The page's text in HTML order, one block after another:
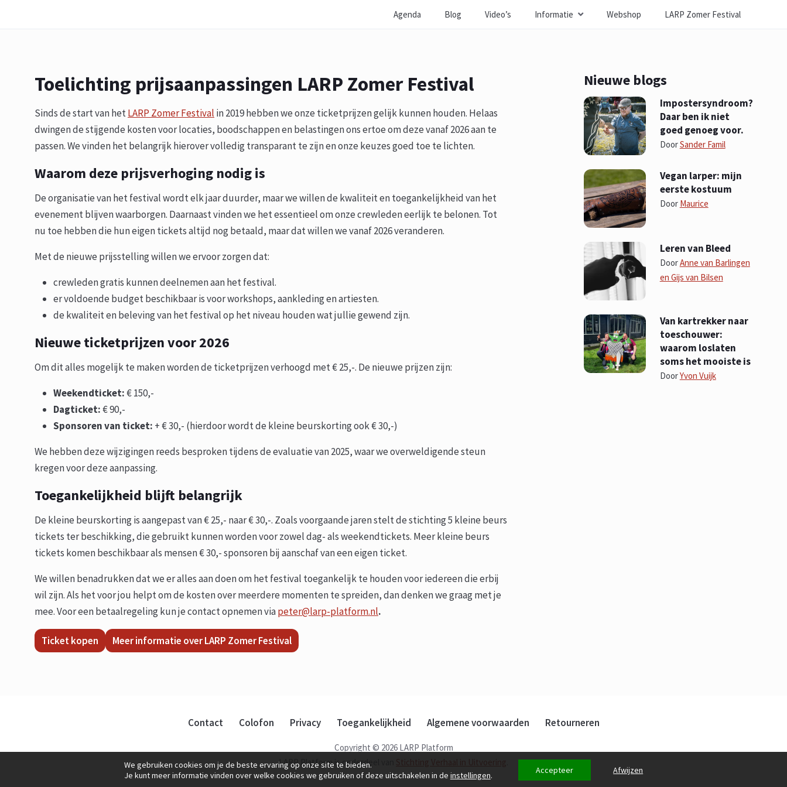
Agenda Blog Video’s Informatie Webshop LARP Zomer Festival
Toelichting prijsaanpassingen LARP Zomer Festival
Sinds de start van hetLARP Zomer Festival in 2019 hebben we onze ticketprijzen gelijk kunnen houden. Helaas
dwingen de stijgende kosten voor locaties, boodschappen en belastingen ons ertoe om deze vanaf 2026 aan te
passen. We vinden het belangrijk hierover volledig transparant te zijn en onze keuzes goed toe te lichten.
Waarom deze prijsverhoging nodig is
De organisatie van het festival wordt elk jaar duurder, maar we willen de kwaliteit en toegankelijkheid van het
evenement blijven waarborgen. Daarnaast vinden we het essentieel om onze crewleden eerlijk te belonen. Tot
nu toe hebben die hun eigen tickets altijd nog betaald, maar dat willen we vanaf 2026 veranderen.
Met de nieuwe prijsstelling willen we ervoor zorgen dat:
crewleden gratis kunnen deelnemen aan het festival.
er voldoende budget beschikbaar is voor workshops, aankleding en artiesten.
de kwaliteit en beleving van het festival op het niveau houden wat jullie gewend zijn.
Nieuwe ticketprijzen voor 2026
Om dit alles mogelijk te maken worden de ticketprijzen verhoogd met € 25,-. De nieuwe prijzen zijn:
Weekendticket:€ 150,-
Dagticket:€ 90,-
Sponsoren van ticket: + € 30,- (hierdoor wordt de kleine beurskorting ook € 30,-)
We hebben deze wijzigingen reeds besproken tijdens de evaluatie van 2025, waar we overweldigende steun
kregen voor deze aanpassing.
Toegankelijkheid blijft belangrijk
De kleine beurskorting is aangepast van € 25,- naar € 30,-. Zoals voorgaande jaren stelt de stichting 5 kleine beurs
tickets ter beschikking, die gebruikt kunnen worden voor zowel dag- als weekendtickets. Meer kleine beurs
tickets komen beschikbaar als mensen € 30,- sponsoren bij aanschaf van een eigen ticket.
We willen benadrukken dat we er alles aan doen om het festival toegankelijk te houden voor iedereen die erbij
wil zijn. Als het voor jou helpt om de kosten over meerdere momenten te spreiden, dan denken we graag met je
mee. Voor een betaalregeling kun je contact opnemen viapeter@larp-platform.nl.
Ticket kopen Meer informatie over LARP Zomer Festival
Nieuwe blogs
Impostersyndroom?
Daar ben ik niet
goed genoeg voor.
DoorSander Famil
Vegan larper: mijn
eerste kostuum
Door Maurice
Leren van Bleed
DoorAnne van Barlingen
en Gijs van Bilsen
Van kartrekker naar
toeschouwer:
waarom loslaten
soms het mooiste is
DoorYvon Vuijk
Contact Colofon Privacy Toegankelijkheid Algemene voorwaarden Retourneren
Copyright © 2026 LARP Platform
LARP Platform is onderdeel van
We gebruiken cookies om je de beste ervaring op onze site te bieden.
Je kunt meer informatie vinden over welke cookies we gebruiken of deze uitschakelen in de instellingen. Accepteer Afwijzen